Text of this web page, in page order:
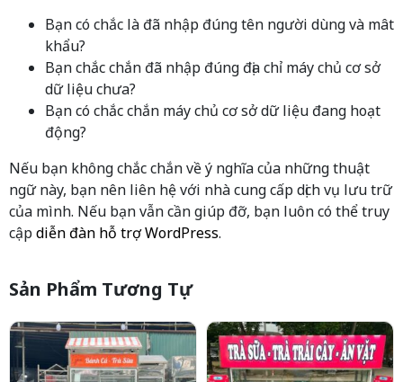
Bạn có chắc là đã nhập đúng tên người dùng và mât
khẩu?
Bạn chắc chắn đã nhập đúng địa chỉ máy chủ cơ sở
dữ liệu chưa?
Bạn có chắc chắn máy chủ cơ sở dữ liệu đang hoạt
động?
Nếu bạn không chắc chắn về ý nghĩa của những thuật
ngữ này, bạn nên liên hệ với nhà cung cấp dịch vụ lưu trữ
của mình. Nếu bạn vẫn cần giúp đỡ, bạn luôn có thể truy
cậpdiễn đàn hỗ trợ WordPress.
Sản Phẩm Tương Tự